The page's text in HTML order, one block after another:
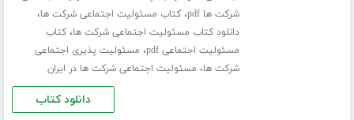
شرکت ها pdf
،کتاب مسئولیت اجتماعی شرکت ها،
دانلود کتاب مسئولیت اجتماعی شرکت ها،کتاب
مسئولیت اجتماعی pdf
، مسئولیت پذیری اجتماعی
شرکت ها، مسئولیت اجتماعی شرکت ها در ایران
دانلود کتاب